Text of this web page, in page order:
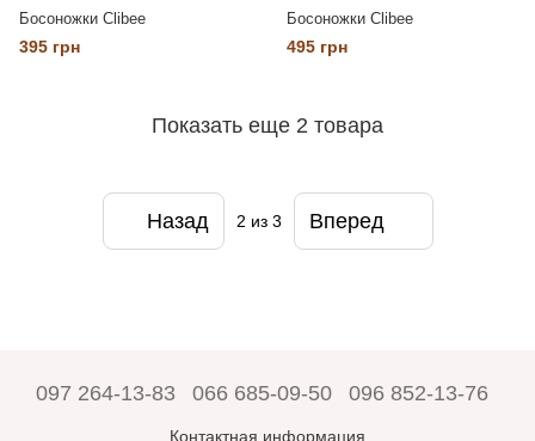
Босоножки Clibee
395 грн
Босоножки Clibee
495 грн
Показать еще 2 товара
Назад 2 из 3 Вперед
097 264-13-83 066 685-09-50 096 852-13-76
Контактная информация